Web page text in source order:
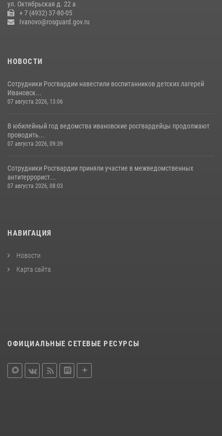
ул. Октябрьская д. 22 а
+ 7 (4932) 37-80-05
Ivanovo@rosguard.gov.ru
НОВОСТИ
Сотрудники Росгвардии навестили воспитанников детских лагерей
Ивановск...
07 августа 2026, 13:06
В юбилейный год ведомства ивановские росгвардейцы продолжают
проводить...
07 августа 2026, 09:39
Сотрудники Росгвардии приняли участие в межведомственных
антитеррорист...
07 августа 2026, 08:03
НАВИГАЦИЯ
Новости
Карта сайта
ОФИЦИАЛЬНЫЕ СЕТЕВЫЕ РЕСУРСЫ